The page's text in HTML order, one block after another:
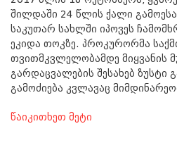
შილდაში 24 წლის ქალი
საკუთარ სახლში იპოვეს
ეკიდა თოკზე. პროკურორმა
თვითმკვლელობამდე მიყვანის
გარდაცვალების შესახებ ზუსტი
გამოძიება კვლავაც
წაიკითხეთ მეტი